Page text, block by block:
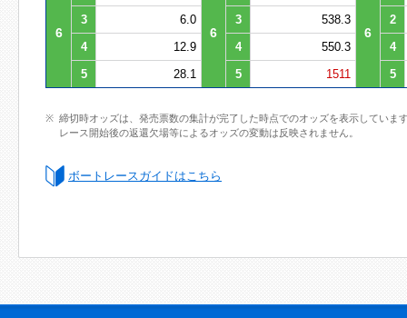
6 6 6
3
6.0 3 538.3
2
4
12.9 4 550.3
4
5
28.1 5 1511 5
締切時オッズは、発売票数の集計が完了した時点でのオッズを表示していま
レース開始後の返還欠場等によるオッズの変動は反映されません。
ボートレースガイドはこちら